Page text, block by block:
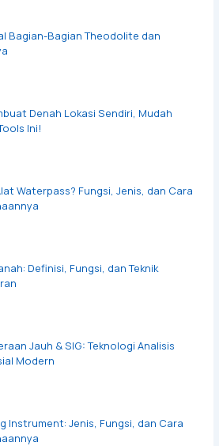
Bagian-Bagian Theodolite dan
Denah Lokasi Sendiri, Mudah
Ini!
Waterpass? Fungsi, Jenis, dan Cara
Definisi, Fungsi, dan Teknik
Jauh & SIG: Teknologi Analisis
Modern
Instrument: Jenis, Fungsi, dan Cara